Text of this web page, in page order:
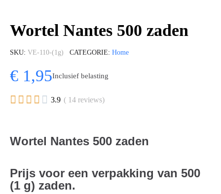
Wortel Nantes 500 zaden
SKU VE-110-(1g) CATEGORIE Home
€ 1,95Inclusief belasting
     3.9 ( 14 reviews)
Wortel Nantes 500 zaden
Prijs voor een verpakking van 500
(1 g) zaden.